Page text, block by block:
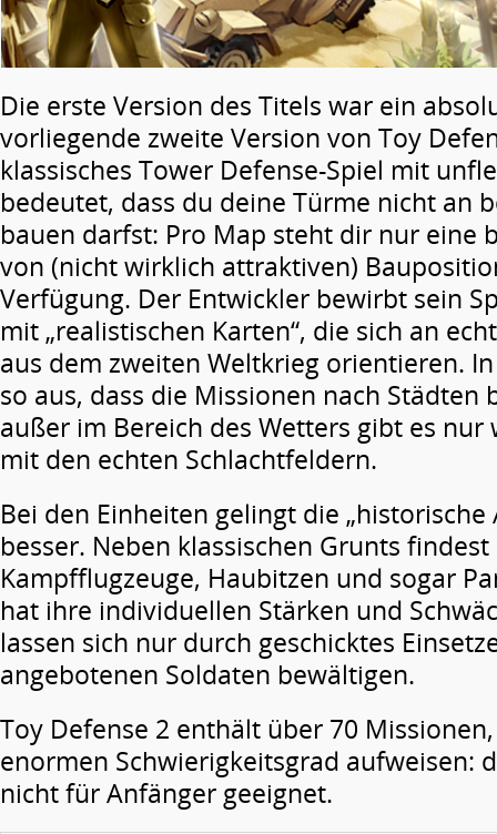
Die erste Version des Titels war ein
vorliegende zweite Version von Toy
klassisches Tower Defense-Spiel mit
bedeutet, dass du deine Türme nicht an
bauen darfst: Pro Map steht dir nur eine
von (nicht wirklich attraktiven)
Verfügung. Der Entwickler bewirbt sein
mit „realistischen Karten“, die sich an
aus dem zweiten Weltkrieg orientieren.
so aus, dass die Missionen nach Städten
außer im Bereich des Wetters gibt es
mit den echten Schlachtfeldern.
Bei den Einheiten gelingt die „historische
besser. Neben klassischen Grunts
Kampfflugzeuge, Haubitzen und sogar
hat ihre individuellen Stärken und
lassen sich nur durch geschicktes
angebotenen Soldaten bewältigen.
Toy Defense 2 enthält über 70
enormen Schwierigkeitsgrad aufweisen:
nicht für Anfänger geeignet.